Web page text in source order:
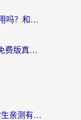
海外党实测：ChickCN VPN好用吗？和OurPlay VPN对比哪个回国效果更好？附避坑指南
海外党必看：应用加速器永久免费版真的靠谱吗？教你选对回国加速器无缝刷国内资源
在国外怎么看bilibili番剧？留学生亲测有效的地域限制突破指南（附酷我酷狗音乐解决方法）